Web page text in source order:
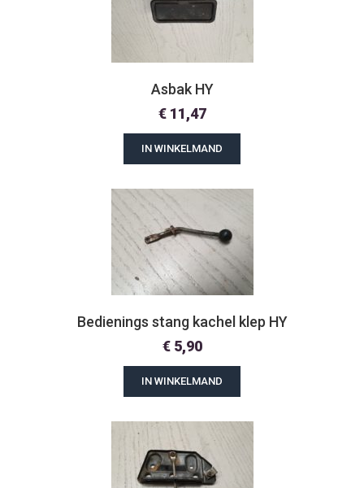
Asbak HY
€11,47
IN WINKELMAND
Bedienings stang kachel klep HY
€5,90
IN WINKELMAND